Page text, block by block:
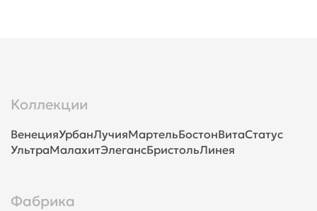
Коллекции
ВенецияУрбанЛучияМартельБостонВитаСтатус
УльтраМалахитЭлегансБристольЛинея
Фабрика